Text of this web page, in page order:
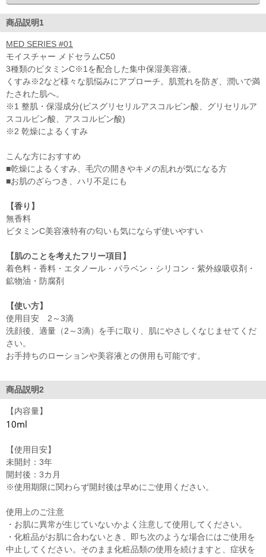
商品説明1
MED SERIES #01
モイスチャー メドセラムC50
3種類のビタミンC※1を配合した集中保湿美容液。
くすみ※2など様々な肌悩みにアプローチ。肌荒れを防ぎ、潤いで満
たされた肌へ。
※1 整肌・保湿成分(ビスグリセリルアスコルビン酸、グリセリルア
スコルビン酸、アスコルビン酸)
※2 乾燥によるくすみ
こんな方におすすめ
■乾燥によるくすみ、毛穴の開きやキメの乱れが気になる方
■お肌のざらつき、ハリ不足にも
【香り】
無香料
ビタミンC美容液特有の匂いも気にならず使いやすい
【肌のことを考えたフリー項目】
着色料・香料・エタノール・パラベン・シリコン・紫外線吸収剤・
鉱物油・防腐剤
【使い方】
使用目安 2～3滴
洗顔後、適量（2～3滴）を手に取り、肌にやさしくなじませてくだ
さい。
お手持ちのローションや美容液との併用も可能です。
商品説明2
【内容量】
10ml
【使用目安】
未開封：3年
開封後：3カ月
※使用期限に関わらず開封後は早めにご使用ください。
使用上のご注意
・お肌に異常が生じていないかよく注意して使用してください。
・化粧品がお肌に合わないとき、即ち次のような場合にはご使用を
中止してください。そのまま化粧品類の使用を続けますと、症状を